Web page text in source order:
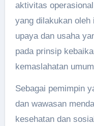
aktivitas
yang dilakukan
upaya dan usaha
pada prinsip
kemaslahatan
Sebagai pemimpin
dan wawasan
kesehatan dan